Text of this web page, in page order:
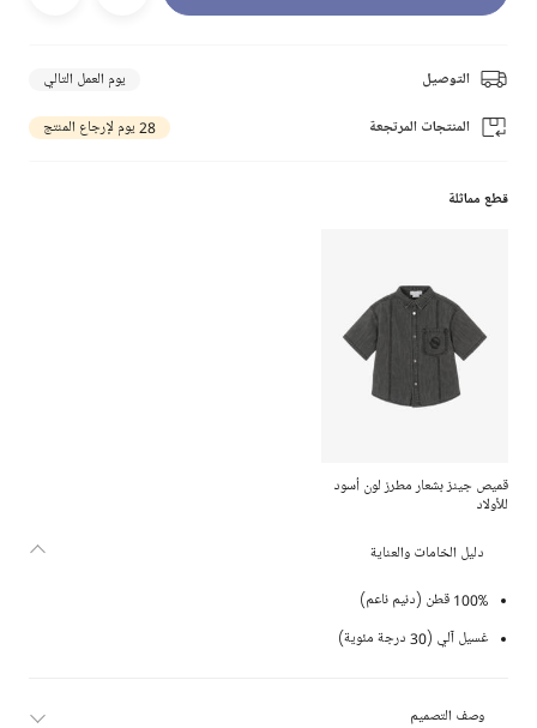
التوصيل يوم العمل التالي
المنتجات المرتجعة 28 يوم لإرجاع المنتج
قطع مماثلة
قميص جينز بشعار مطرز لون أسود
للأولاد
دليل الخامات والعناية
100% قطن (دنيم ناعم)
غسيل آلي (30 درجة مئوية)
وصف التصميم